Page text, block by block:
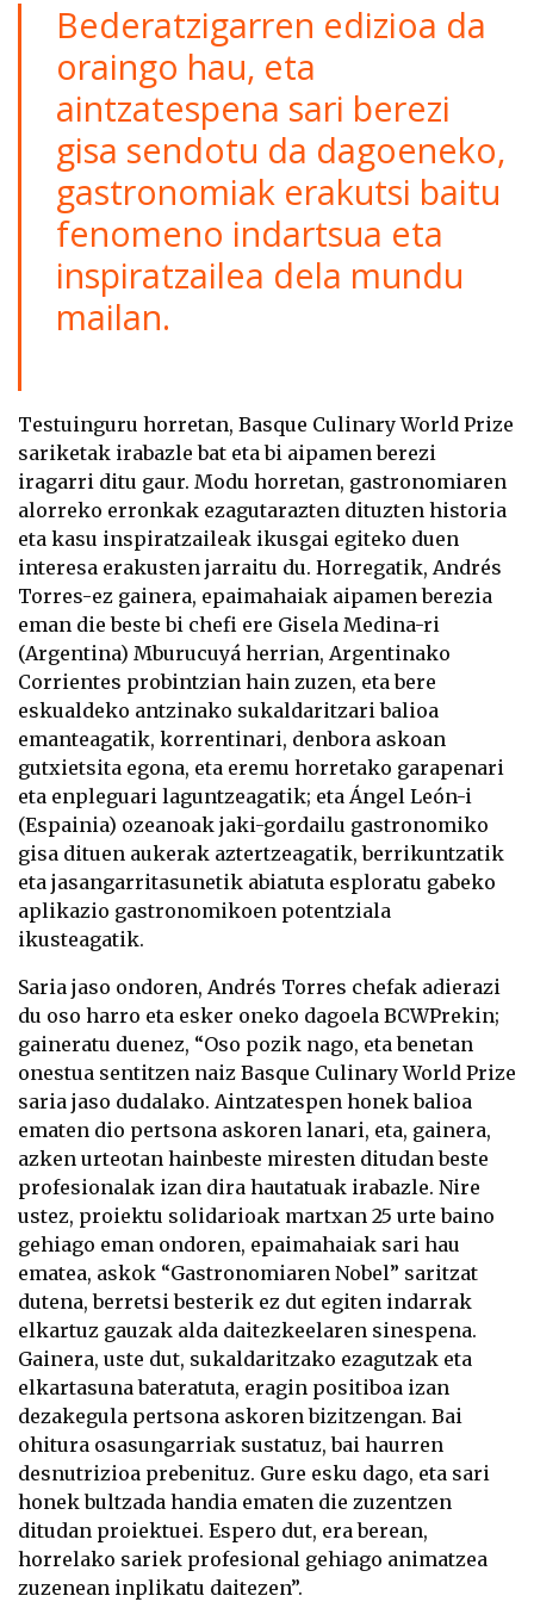
Bederatzigarren edizioa da
oraingo hau, eta
aintzatespena sari berezi
gisa sendotu da dagoeneko,
gastronomiak erakutsi baitu
fenomeno indartsua eta
inspiratzailea dela mundu
mailan.
Testuinguru horretan, Basque Culinary World Prize
sariketak irabazle bat eta bi aipamen berezi
iragarri ditu gaur. Modu horretan, gastronomiaren
alorreko erronkak ezagutarazten dituzten historia
eta kasu inspiratzaileak ikusgai egiteko duen
interesa erakusten jarraitu du. Horregatik, Andrés
Torres-ez gainera, epaimahaiak aipamen berezia
eman die beste bi chefi ere Gisela Medina-ri
(Argentina) Mburucuyá herrian, Argentinako
Corrientes probintzian hain zuzen, eta bere
eskualdeko antzinako sukaldaritzari balioa
emanteagatik, korrentinari, denbora askoan
gutxietsita egona, eta eremu horretako garapenari
eta enpleguari laguntzeagatik; eta Ángel León-i
(Espainia) ozeanoak jaki-gordailu gastronomiko
gisa dituen aukerak aztertzeagatik, berrikuntzatik
eta jasangarritasunetik abiatuta esploratu gabeko
aplikazio gastronomikoen potentziala
ikusteagatik.
Saria jaso ondoren, Andrés Torres chefak adierazi
du oso harro eta esker oneko dagoela BCWPrekin;
gaineratu duenez, “Oso pozik nago, eta benetan
onestua sentitzen naiz Basque Culinary World Prize
saria jaso dudalako. Aintzatespen honek balioa
ematen dio pertsona askoren lanari, eta, gainera,
azken urteotan hainbeste miresten ditudan beste
profesionalak izan dira hautatuak irabazle. Nire
ustez, proiektu solidarioak martxan 25 urte baino
gehiago eman ondoren, epaimahaiak sari hau
ematea, askok “Gastronomiaren Nobel” saritzat
dutena, berretsi besterik ez dut egiten indarrak
elkartuz gauzak alda daitezkeelaren sinespena.
Gainera, uste dut, sukaldaritzako ezagutzak eta
elkartasuna bateratuta, eragin positiboa izan
dezakegula pertsona askoren bizitzengan. Bai
ohitura osasungarriak sustatuz, bai haurren
desnutrizioa prebenituz. Gure esku dago, eta sari
honek bultzada handia ematen die zuzentzen
ditudan proiektuei. Espero dut, era berean,
horrelako sariek profesional gehiago animatzea
zuzenean inplikatu daitezen”.